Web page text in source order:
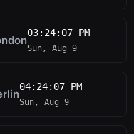
03:24:07 PM
Sun, Aug 9
04:24:07 PM
Sun, Aug 9